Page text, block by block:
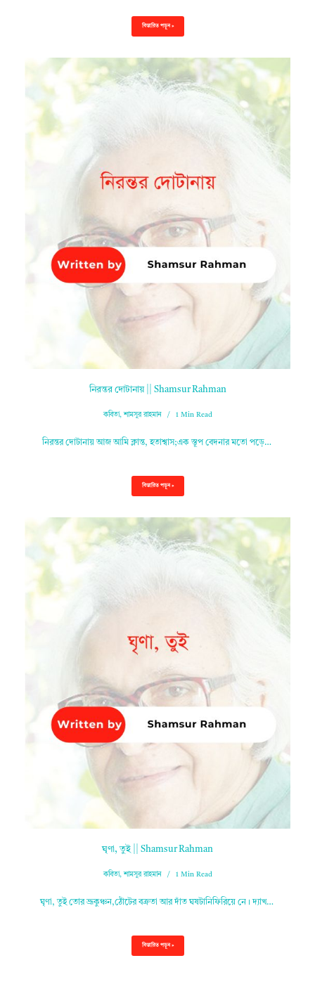
বিস্তারিত পড়ুন »
নিরন্তর দোটানায় || Shamsur Rahman
কবিতা,শামসুর রাহমান 1 Min Read
নিরন্তর দোটানায় আজ আমি ক্লান্ত, হতাশ্বাস;এক স্তূপ বেদনার মতো পড়ে…
বিস্তারিত পড়ুন »
ঘৃণা, তুই || Shamsur Rahman
কবিতা,শামসুর রাহমান 1 Min Read
ঘৃণা, তুই তোর ভ্রূকুঞ্চন,ঠোঁটের বক্রতা আর দাঁত ঘষটানিফিরিয়ে নে। দ্যাখ…
বিস্তারিত পড়ুন »